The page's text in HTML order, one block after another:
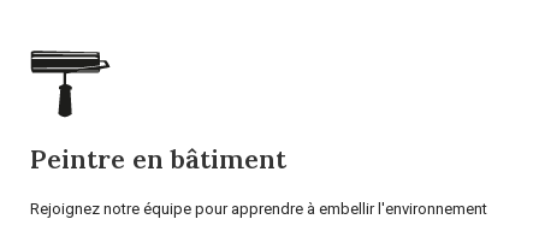
Peintre en bâtiment
Rejoignez notre équipe pour apprendre à embellir l'environnement